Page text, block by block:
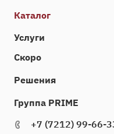
Каталог
Услуги
Скоро
Решения
Группа PRIME
+7 (7212) 99-66-